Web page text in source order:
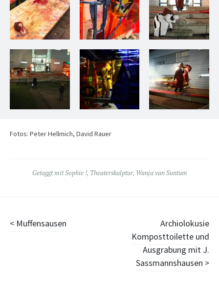
Fotos: Peter Hellmich, David Rauer
Getaggt mitSophie !, Theaterskulptur, Wanja van Suntum
Beitragsnavigation
Muffensausen
Archiolokusie
Komposttoilette und
Ausgrabung mit J.
Sassmannshausen